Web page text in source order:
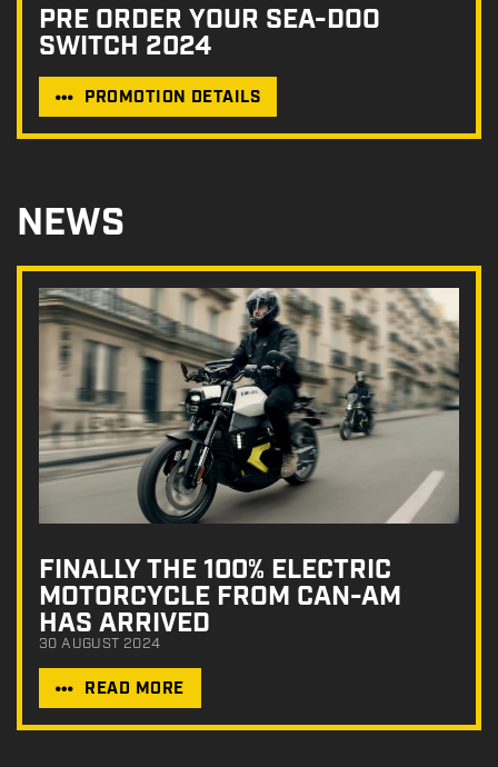
PRE ORDER YOUR SEA-DOO
SWITCH 2024
PROMOTION DETAILS
NEWS
FINALLY THE 100% ELECTRIC
MOTORCYCLE FROM CAN-AM
HAS ARRIVED
30 AUGUST 2024
READ MORE